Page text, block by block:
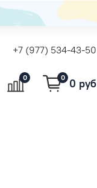
+7 (977) 534-43-50
0 0 0 руб